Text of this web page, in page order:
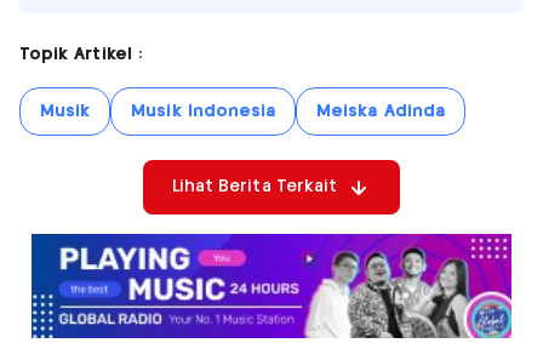
Topik Artikel :
Musik Musik Indonesia Meiska Adinda
Lihat Berita Terkait